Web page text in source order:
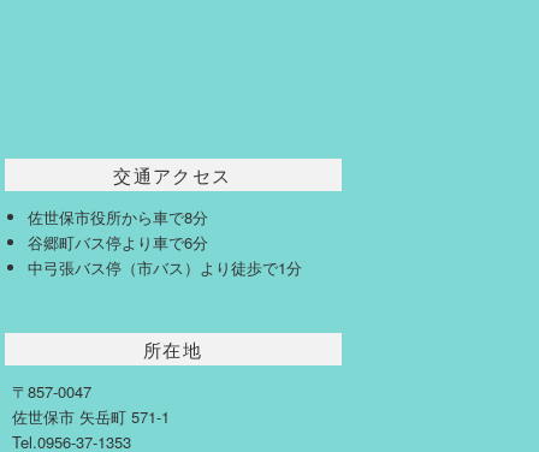
交通アクセス
佐世保市役所から車で8分
谷郷町バス停より車で6分
中弓張バス停（市バス）より徒歩で1分
所在地
〒857-0047
佐世保市 矢岳町 571-1
Tel.0956-37-1353